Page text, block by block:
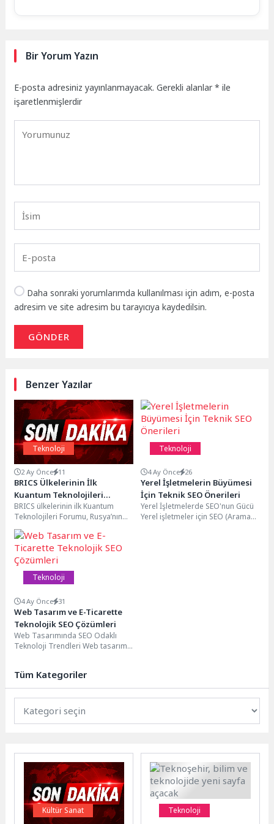
Bir Yorum Yazın
E-posta adresiniz yayınlanmayacak. Gerekli alanlar* ile
işaretlenmişlerdir
Daha sonraki yorumlarımda kullanılması için adım, e-posta
adresim ve site adresim bu tarayıcıya kaydedilsin.
GÖNDER
Benzer Yazılar
Teknoloji
2 Ay Önce 11
BRICS Ülkelerinin İlk
Kuantum Teknolojileri
Forumu Moskova’da
Düzenlendi
BRICS ülkelerinin ilk Kuantum
Teknolojileri Forumu, Rusya’nın
başkenti Moskova’da düzenlendi.
Üye ülkelerden bilim insanları,
uzmanlar...
Teknoloji
4 Ay Önce 26
Yerel İşletmelerin Büyümesi
İçin Teknik SEO Önerileri
Yerel İşletmelerde SEO'nun Gücü
Yerel işletmeler için SEO (Arama
Teknoloji
4 Ay Önce 31
Web Tasarım ve E-Ticarette
Teknolojik SEO Çözümleri
Web Tasarımında SEO Odaklı
Teknoloji Trendleri Web tasarımı,
Tüm Kategoriler
Kültür Sanat Teknoloji